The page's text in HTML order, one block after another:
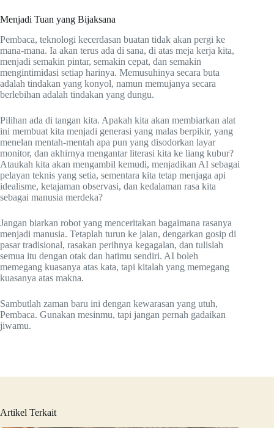
Menjadi Tuan yang Bijaksana
Pembaca, teknologi kecerdasan buatan tidak akan pergi ke
mana-mana. Ia akan terus ada di sana, di atas meja kerja kita,
menjadi semakin pintar, semakin cepat, dan semakin
mengintimidasi setiap harinya. Memusuhinya secara buta
adalah tindakan yang konyol, namun memujanya secara
berlebihan adalah tindakan yang dungu.
Pilihan ada di tangan kita. Apakah kita akan membiarkan alat
ini membuat kita menjadi generasi yang malas berpikir, yang
menelan mentah-mentah apa pun yang disodorkan layar
monitor, dan akhirnya mengantar literasi kita ke liang kubur?
Ataukah kita akan mengambil kemudi, menjadikan AI sebagai
pelayan teknis yang setia, sementara kita tetap menjaga api
idealisme, ketajaman observasi, dan kedalaman rasa kita
sebagai manusia merdeka?
Jangan biarkan robot yang menceritakan bagaimana rasanya
menjadi manusia. Tetaplah turun ke jalan, dengarkan gosip di
pasar tradisional, rasakan perihnya kegagalan, dan tulislah
semua itu dengan otak dan hatimu sendiri. AI boleh
memegang kuasanya atas kata, tapi kitalah yang memegang
kuasanya atas makna.
Sambutlah zaman baru ini dengan kewarasan yang utuh,
Pembaca. Gunakan mesinmu, tapi jangan pernah gadaikan
jiwamu.
Artikel Terkait